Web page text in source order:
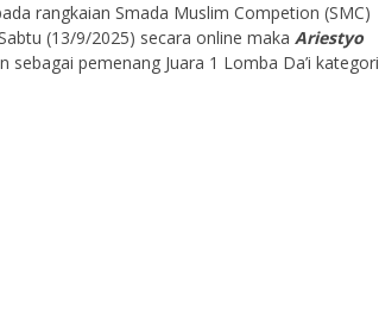
rangkaian Smada Muslim Competion (SMC)
(13/9/2025) secara online maka Ariestyo
sebagai pemenang Juara 1 Lomba Da’i kategori